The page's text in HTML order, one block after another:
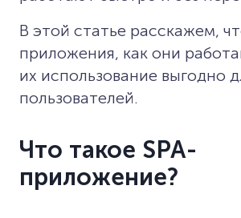
В этой статье расскажем,
приложения, как они
их использование выгодно
пользователей.
Что такое SPA-
приложение?